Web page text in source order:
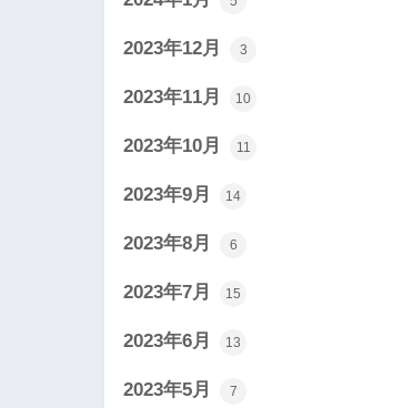
2023年12月 3
2023年11月 10
2023年10月 11
2023年9月 14
2023年8月 6
2023年7月 15
2023年6月 13
2023年5月 7